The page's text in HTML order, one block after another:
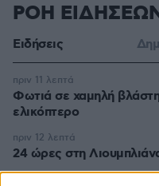
ΡΟΗ
Ειδήσεις
Φωτιά σε χαμηλή
ελικόπτερο
πριν 11 λεπτά
24 ώρες στη
πριν 12 λεπτά